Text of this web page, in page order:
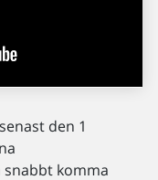
den 1
snabbt komma